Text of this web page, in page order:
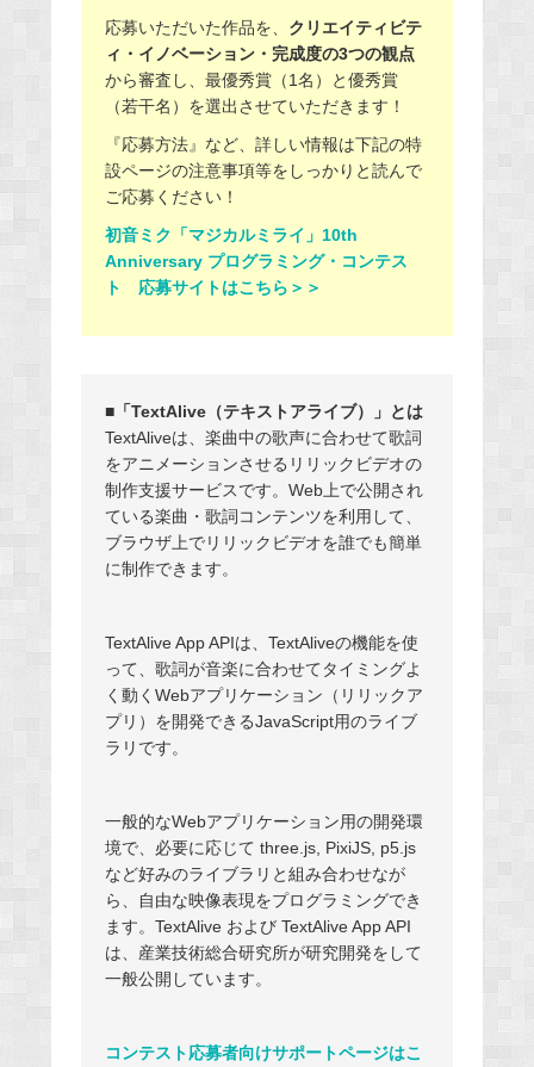
応募いただいた作品を、 クリエイティビテ
ィ・イノベーション・完成度の3つの観点
から審査し、最優秀賞（1名）と優秀賞
（若干名）を選出させていただきます！
『応募方法』など、詳しい情報は下記の特
設ページの注意事項等をしっかりと読んで
ご応募ください！
初音ミク「マジカルミライ」10th
Anniversary プログラミング・コンテス
ト 応募サイトはこちら＞＞
■「TextAlive（テキストアライブ）」とは
TextAliveは、楽曲中の歌声に合わせて歌詞
をアニメーションさせるリリックビデオの
制作支援サービスです。Web上で公開され
ている楽曲・歌詞コンテンツを利用して、
ブラウザ上でリリックビデオを誰でも簡単
に制作できます。
TextAlive App APIは、TextAliveの機能を使
って、歌詞が音楽に合わせてタイミングよ
く動くWebアプリケーション（リリックア
プリ）を開発できるJavaScript用のライブ
ラリです。
一般的なWebアプリケーション用の開発環
境で、必要に応じて three.js, PixiJS, p5.js
など好みのライブラリと組み合わせなが
ら、自由な映像表現をプログラミングでき
ます。TextAlive および TextAlive App API
は、産業技術総合研究所が研究開発をして
一般公開しています。
コンテスト応募者向けサポートページはこ